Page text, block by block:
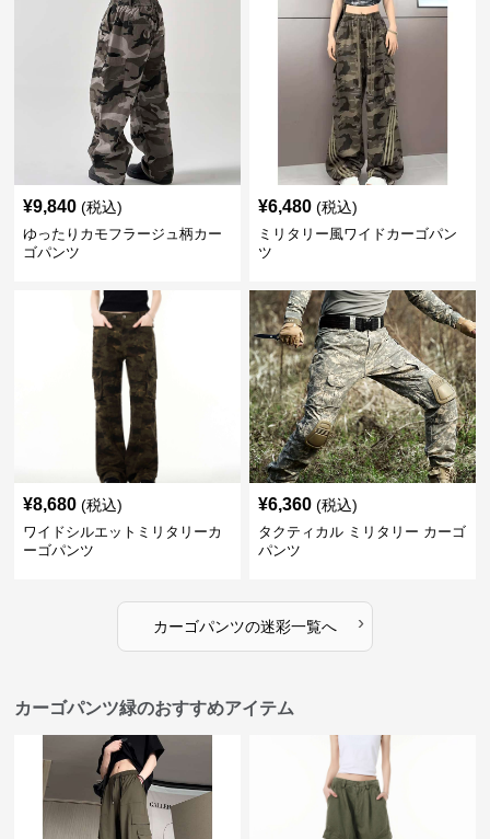
¥9,840 (税込)
ゆったりカモフラージュ柄カー
ゴパンツ
¥6,480 (税込)
ミリタリー風ワイドカーゴパン
ツ
¥8,680 (税込)
ワイドシルエットミリタリーカ
ーゴパンツ
¥6,360 (税込)
タクティカル ミリタリー カーゴ
パンツ
カーゴパンツの迷彩一覧へ ›
カーゴパンツ緑のおすすめアイテム